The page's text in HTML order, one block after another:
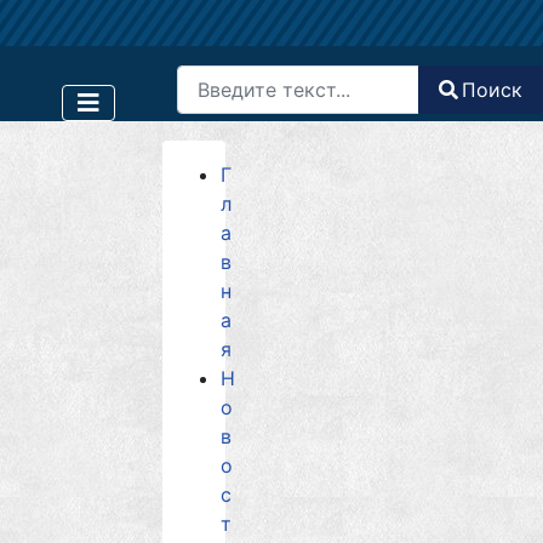
Поиск
Type 2 or more characters for results.
Поиск
Г
л
а
в
н
а
я
Н
о
в
о
с
т